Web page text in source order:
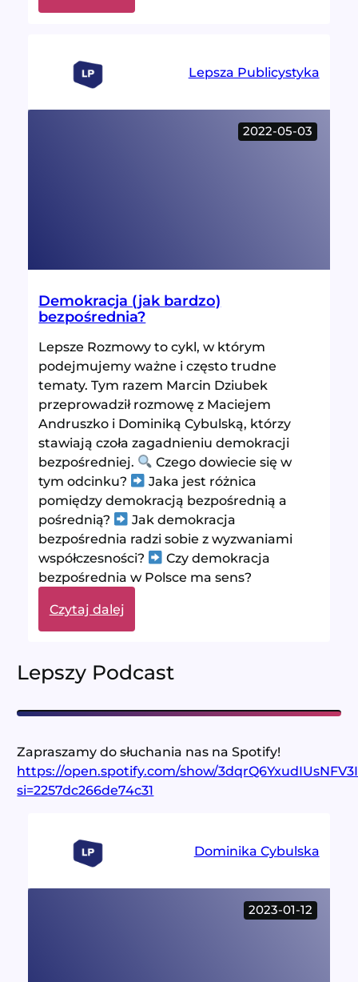
Czy
Lepsza Publicystyka
2022-05-03
Demokracja (jak bardzo)
bezpośrednia?
Lepsze Rozmowy to cykl, w którym
podejmujemy ważne i często trudne
tematy. Tym razem Marcin Dziubek
przeprowadził rozmowę z Maciejem
Andruszko i Dominiką Cybulską, którzy
stawiają czoła zagadnieniu demokracji
bezpośredniej.
Czego dowiecie się w
tym odcinku?
Jaka jest różnica
pomiędzy demokracją bezpośrednią a
pośrednią?
Jak demokracja
bezpośrednia radzi sobie z wyzwaniami
współczesności?
Czy demokracja
bezpośrednia w Polsce ma sens?
Czytaj dalej:
Demokracja
bardzo)
bezpośrednia?
Lepszy Podcast
Zapraszamy do słuchania nas na Spotify!
https://open.spotify.com/show/
si=2257dc266de74c31
Dominika Cybulska
2023-01-12